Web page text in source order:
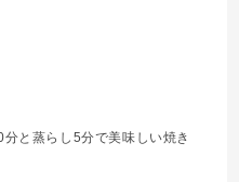
と蒸らし5分で美味しい焼き